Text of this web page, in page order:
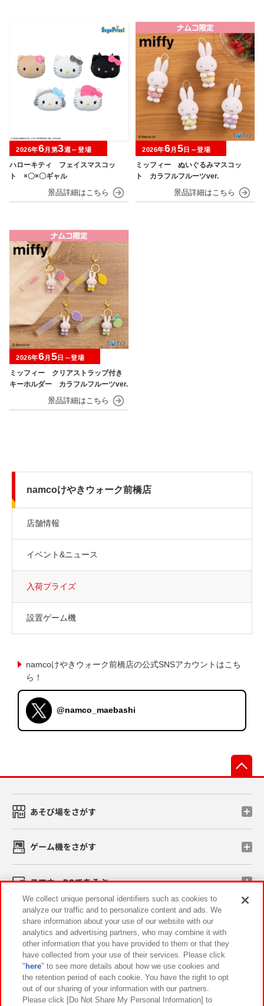
ハローキティ フェイスマスコッ
ト ×〇×〇ギャル
2026年6月第3週～登場
ミッフィー ぬいぐるみマスコッ
ト カラフルフルーツver.
2026年6月 5日～登場
ミッフィー クリアストラップ付き
キーホルダー カラフルフルーツver.
2026年6月 5 日～登場
namcoけやきウォーク前橋店
店舗情報
イベント&ニュース
入荷プライズ
設置ゲーム機
namcoけやきウォーク前橋店の公式SNSアカウントはこち
ら！
@namco_maebashi
あそび場をさがす
ゲーム機をさがす
スマホ・PCであそぶ
イベント・キャンペーン
関連会社 サステナビリティ サイトポリシー
プライバシーポリシー ウェブアクセシビリティ方針と検証結果
We collect unique personal identifiers such as cookies to
analyze our traffic and to personalize content and ads. We
share information about your use of our website with our
analytics and advertising partners, who may combine it with
other information that you have provided to them or that they
have collected from your use of their services. Please click
" here" to see more details about how we use cookies and
the retention period of each cookie. You have the right to opt
out of our sharing of your information with our partners.
Please click [Do Not Share My Personal Information] to